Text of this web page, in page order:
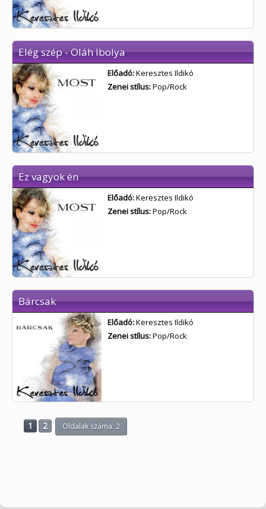
Elég szép - Oláh Ibolya
Előadó:Keresztes Ildikó
Zenei stílus:Pop/Rock
Ez vagyok én
Előadó:Keresztes Ildikó
Zenei stílus:Pop/Rock
Bárcsak
Előadó:Keresztes Ildikó
Zenei stílus:Pop/Rock
1 2 Oldalak száma: 2